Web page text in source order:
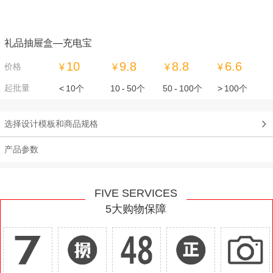
礼品抽屉盒—充电宝
价格
起批量
¥ 10
< 10个
¥ 9.8
10 - 50个
¥ 8.8
50 - 100个
¥ 6.6
> 100个
选择设计模板和商品规格
产品参数
FIVE SERVICES
5大购物保障